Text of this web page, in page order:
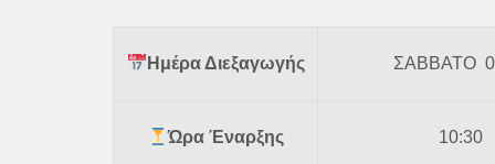
Ημέρα Διεξαγωγής ΣΑΒΒΑΤΟ
Ώρα Έναρξης 10:30